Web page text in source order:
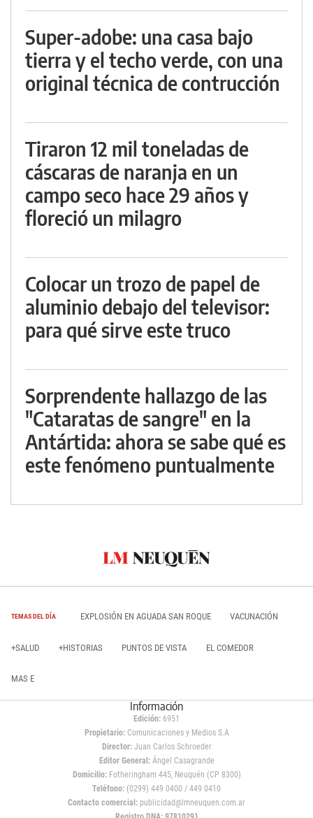
Super-adobe: una casa bajo
tierra y el techo verde, con una
original técnica de contrucción
Tiraron 12 mil toneladas de
cáscaras de naranja en un
campo seco hace 29 años y
floreció un milagro
Colocar un trozo de papel de
aluminio debajo del televisor:
para qué sirve este truco
Sorprendente hallazgo de las
"Cataratas de sangre" en la
Antártida: ahora se sabe qué es
este fenómeno puntualmente
TEMAS DEL DÍA EXPLOSIÓN EN AGUADA SAN ROQUE VACUNACIÓN
+SALUD +HISTORIAS PUNTOS DE VISTA EL COMEDOR
MAS E
Información
Edición: 6951
Propietario:Comunicaciones y Medios S.A
Director: Juan Carlos Schroeder
Editor General:Ángel Casagrande
Domicilio:Fotheringham 445, Neuquén (CP 8300)
Teléfono: (0299) 449 0400 / 449 0410
Contacto comercial: publicidad@lmneuquen.com.ar